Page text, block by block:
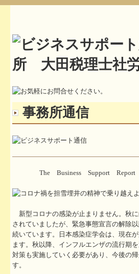
HOME
アクセス
セミナー紹介
事務所通信
お問合せ
所長挨拶
職員紹介
執筆活動や講演記録
社会福祉法人の皆様へ
事務所通信
The Business Support Report
新型コロナの感染が止まりません。秋
されていましたが、緊急事態宣言の解除
続いています。日本感染症学会は、現在
ます。秋以降、インフルエンザの流行期
対策も実施していく必要があり、今後の
す。